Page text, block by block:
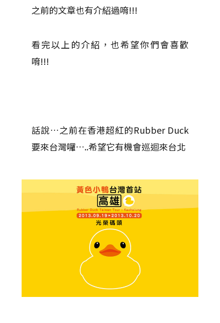
之前的文章也有介紹過唷!!!
看完以上的介紹，也希望你們會喜歡
唷!!!
話說…之前在香港超紅的Rubber Duck
要來台灣囉…..希望它有機會巡迴來台北